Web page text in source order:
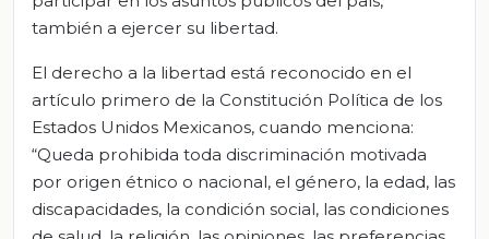
también a ejercer su libertad.
El derecho a la libertad está reconocido en el
artículo primero de la Constitución Política de los
Estados Unidos Mexicanos, cuando menciona:
“Queda prohibida toda discriminación motivada
por origen étnico o nacional, el género, la edad, las
discapacidades, la condición social, las condiciones